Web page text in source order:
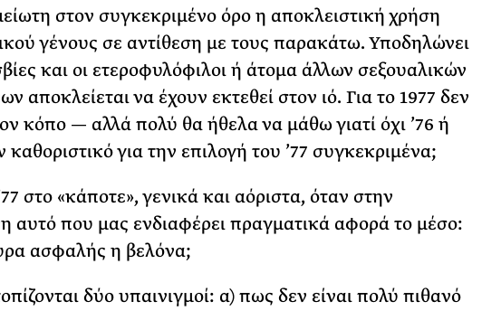
στον συγκεκριμένο όρο η αποκλειστική χρήση
γένους σε αντίθεση με τους παρακάτω. Υποδηλώνει
και οι ετεροφυλόφιλοι ή άτομα άλλων σεξουαλικών
αποκλείεται να έχουν εκτεθεί στον ιό. Για το 1977 δεν
κόπο — αλλά πολύ θα ήθελα να μάθω γιατί όχι ’76 ή
καθοριστικό για την επιλογή του ’77 συγκεκριμένα;
στο «κάποτε», γενικά και αόριστα, όταν στην
αυτό που μας ενδιαφέρει πραγματικά αφορά το μέσο:
ασφαλής η βελόνα;
δύο υπαινιγμοί: α) πως δεν είναι πολύ πιθανό